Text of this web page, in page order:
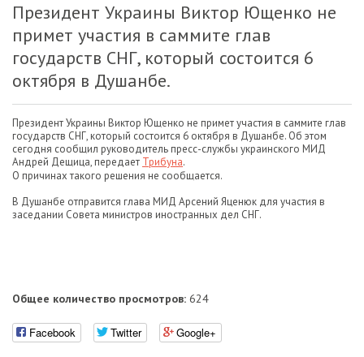
Президент Украины Виктор Ющенко не
примет участия в саммите глав
государств СНГ, который состоится 6
октября в Душанбе.
Президент Украины Виктор Ющенко не примет участия в саммите глав
государств СНГ, который состоится 6 октября в Душанбе. Об этом
сегодня сообщил руководитель пресс-службы украинского МИД
Андрей Дещица, передает Трибуна.
О причинах такого решения не сообщается.
В Душанбе отправится глава МИД Арсений Яценюк для участия в
заседании Совета министров иностранных дел СНГ.
Общее количество просмотров: 624
Facebook Twitter Google+